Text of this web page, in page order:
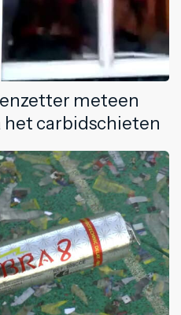
meteen
het carbidschieten